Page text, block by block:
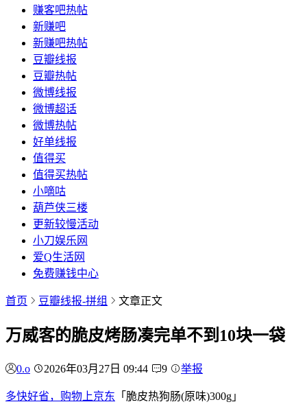
赚客吧热帖
新赚吧
新赚吧热帖
豆瓣线报
豆瓣热帖
微博线报
微博超话
微博热帖
好单线报
值得买
值得买热帖
小嘀咕
葫芦侠三楼
更新较慢活动
小刀娱乐网
爱Q生活网
免费赚钱中心
首页 豆瓣线报-拼组 文章正文
万威客的脆皮烤肠凑完单不到10块一袋
0.o 2026年03月27日 09:44 9 举报
多快好省，购物上京东 「脆皮热狗肠(原味)300g」